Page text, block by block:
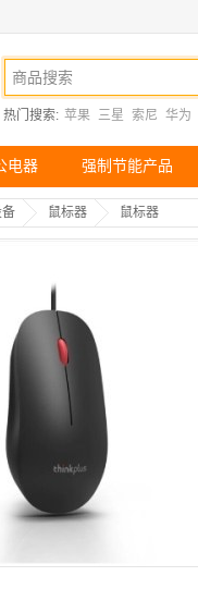
热门搜索: 苹果 三星 索尼 华为
电器 强制节能产品
鼠标器 鼠标器